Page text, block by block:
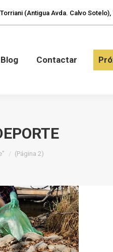
(Antigua Avda. Calvo Sotelo),
Blog Contactar
(Página 2)